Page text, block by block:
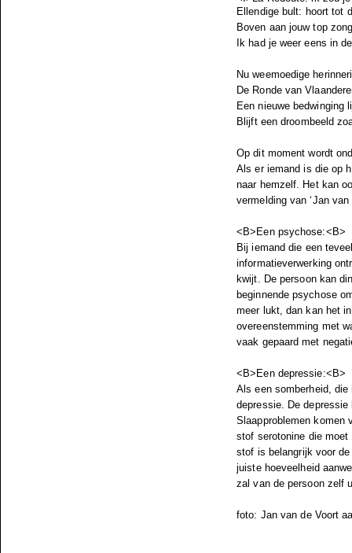
Ellendige bult: hoort tot
Boven aan jouw top
Ik had je weer eens in
Nu weemoedige
De Ronde van
Een nieuwe bedwinging
Blijft een droombeeld
Op dit moment wordt
Als er iemand is die op
naar hemzelf. Het kan
vermelding van ‘Jan van
<B>Een psychose:<B>
Bij iemand die een
informatieverwerking
kwijt. De persoon kan
beginnende psychose
meer lukt, dan kan het
overeenstemming met
vaak gepaard met
<B>Een depressie:<B>
Als een somberheid,
depressie. De
Slaapproblemen komen
stof serotonine die
stof is belangrijk voor
juiste hoeveelheid
zal van de persoon zelf
foto: Jan van de Voort